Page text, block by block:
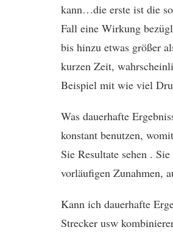
kann…die erste ist die
Fall eine Wirkung
bis hinzu etwas größer
kurzen Zeit,
Beispiel mit wie viel
Was dauerhafte
konstant benutzen,
Sie Resultate sehen .
vorläufigen Zunahmen,
Kann ich dauerhafte
Strecker usw